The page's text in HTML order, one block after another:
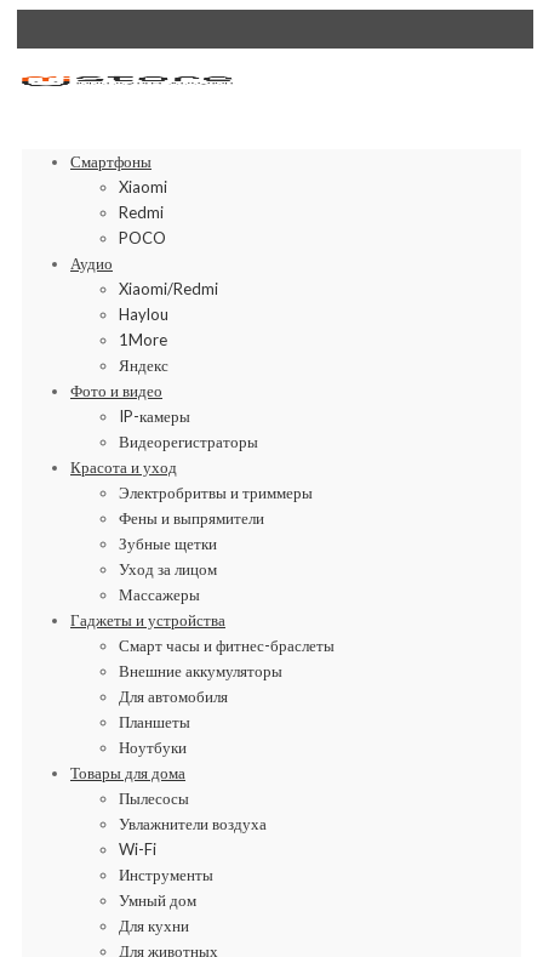
Смартфоны
Xiaomi
Redmi
POCO
Аудио
Xiaomi/Redmi
Haylou
1More
Яндекс
Фото и видео
IP-камеры
Видеорегистраторы
Красота и уход
Электробритвы и триммеры
Фены и выпрямители
Зубные щетки
Уход за лицом
Массажеры
Гаджеты и устройства
Смарт часы и фитнес-браслеты
Внешние аккумуляторы
Для автомобиля
Планшеты
Ноутбуки
Товары для дома
Пылесосы
Увлажнители воздуха
Wi-Fi
Инструменты
Умный дом
Для кухни
Для животных